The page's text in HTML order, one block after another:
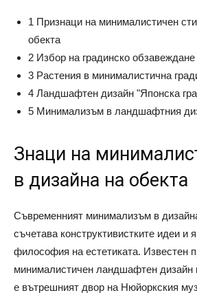
1 Признаци на минималистичен
обекта
2 Избор на градинско обзавеждане
3 Растения в минималистична
4 Ландшафтен дизайн "Японска
5 Минимализъм в ландшафтния
Знаци на
в дизайна на обекта
Съвременният минимализъм в
съчетава конструктивистките идеи и
философия на естетиката. Известен
минималистичен ландшафтен дизайн
е вътрешният двор на Нюйоркския